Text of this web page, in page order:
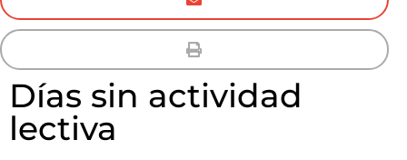
Días sin actividad
lectiva